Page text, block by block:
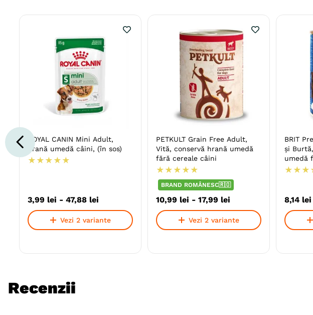
ROYAL CANIN Mini Adult,
hrană umedă câini, (în sos)
★ ★ ★ ★ ★
3,99 lei - 47,88 lei
Vezi 2 variante
PETKULT Grain Free Adult,
Vită, conservă hrană umedă
fără cereale câini
★ ★ ★ ★ ★
BRAND ROMÂNESC🇷🇴
10,99 lei - 17,99 lei
Vezi 2 variante
BRIT
și
umedă
(pate)
★ ★ ★
8,14 lei
Recenzii